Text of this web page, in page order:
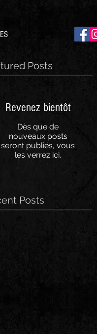
Posts
Revenez bientôt
Dès que de
nouveaux posts
seront publiés, vous
les verrez ici.
Posts